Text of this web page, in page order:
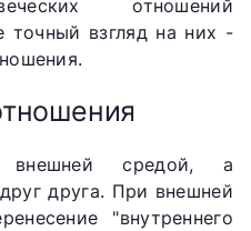
отношений
точный взгляд на них -
средой, а
друга. При внешней
"внутреннего